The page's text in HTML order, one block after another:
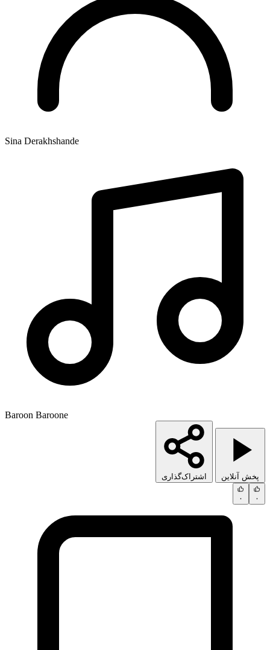
Sina Derakhshande
Baroon Baroone
پخش آنلاین اشتراک‌گذاری
۰ ۰